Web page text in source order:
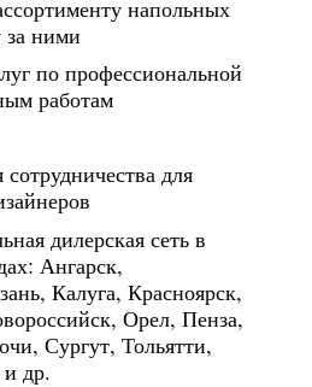
напольных
за ними
по профессиональной
работам
для
дилерская сеть в
Ангарск,
Калуга, Красноярск,
Орел, Пенза,
Сургут, Тольятти,
др.